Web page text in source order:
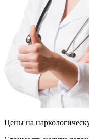
Цены на